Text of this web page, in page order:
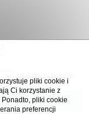
pliki cookie i
Ci korzystanie z
pliki cookie
preferencji